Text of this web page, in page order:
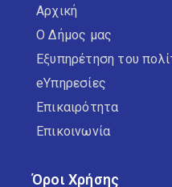
Αρχική
Ο Δήμος μας
Εξυπηρέτηση του
eΥπηρεσίες
Επικαιρότητα
Επικοινωνία
Όροι Χρήσης